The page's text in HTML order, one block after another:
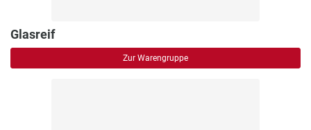
Glasreif
Zur Warengruppe